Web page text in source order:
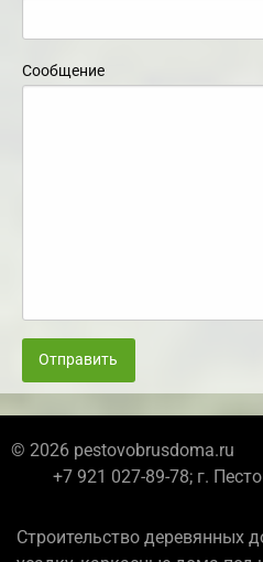
Сообщение
Отправить
© 2026 pestovobrusdoma.ru
+7 921 027-89-78; г.
Строительство деревянных